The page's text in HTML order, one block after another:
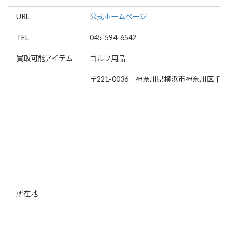
URL 公式ホームページ
TEL 045-594-6542
買取可能アイテム ゴルフ用品
所在地
〒221-0036 神奈川県横浜市神奈川区千